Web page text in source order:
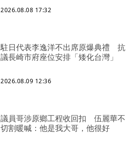
2026.08.08 17:32
駐日代表李逸洋不出席原爆典禮 抗
議長崎市府座位安排「矮化台灣」
2026.08.09 12:36
議員哥涉原鄉工程收回扣 伍麗華不
切割暖喊：他是我大哥，他很好